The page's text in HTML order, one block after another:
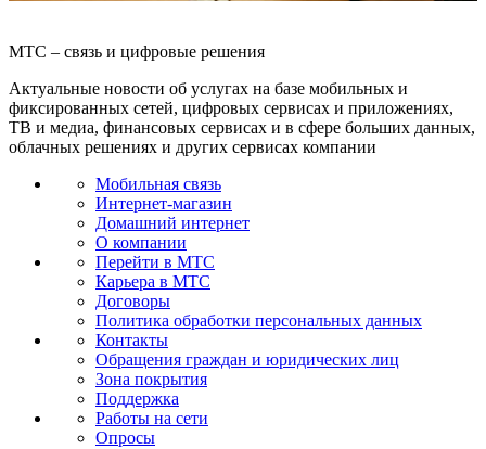
МТС – связь и цифровые решения
Актуальные новости об услугах на базе мобильных и
фиксированных сетей, цифровых сервисах и приложениях,
ТВ и медиа, финансовых сервисах и в сфере больших данных,
облачных решениях и других сервисах компании
Мобильная связь
Интернет-магазин
Домашний интернет
О компании
Перейти в МТС
Карьера в МТС
Договоры
Политика обработки персональных данных
Контакты
Обращения граждан и юридических лиц
Зона покрытия
Поддержка
Работы на сети
Опросы